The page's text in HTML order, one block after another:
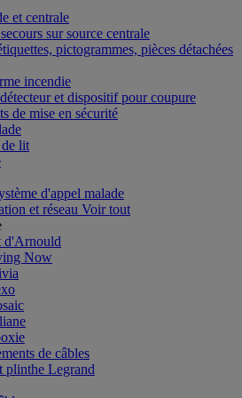
et centrale
sur source centrale
pictogrammes, pièces détachées
incendie
et dispositif pour coupure
de mise en sécurité
lit
d'appel malade
et réseau Voir tout
d'Arnould
Now
de câbles
plinthe Legrand